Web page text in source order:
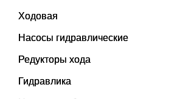
Ходовая
Насосы гидравлические
Редукторы хода
Гидравлика